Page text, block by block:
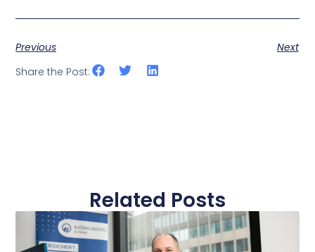
Previous
Next
Share the Post:
Related Posts